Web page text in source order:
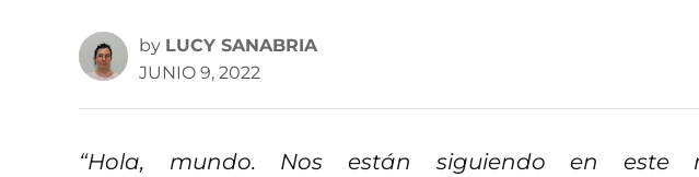
by LUCY SANABRIA
JUNIO 9, 2022
“Hola, mundo. Nos están siguiendo en este